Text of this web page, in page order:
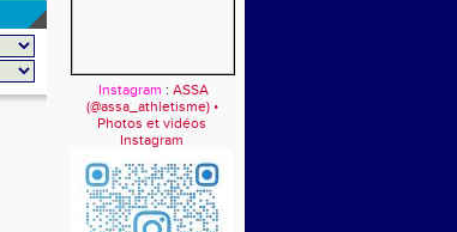
Instagram : ASSA
(@assa_athletisme) •
Photos et vidéos
Instagram